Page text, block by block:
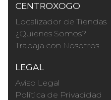
CENTROXOGO
Localizador de Tiendas
¿Quienes Somos?
Trabaja con Nosotros
LEGAL
Aviso Legal
Política de Privacidad